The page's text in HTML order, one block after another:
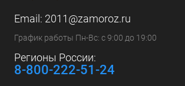
Email: 2011@zamoroz.ru
График работы Пн-Вс: с 9:00 до 19:00
Регионы России:
8-800-222-51-24